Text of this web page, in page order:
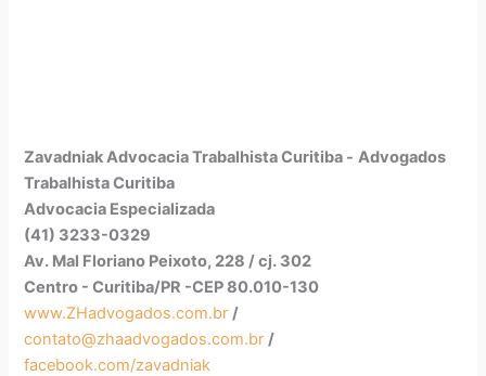
Zavadniak Advocacia Trabalhista Curitiba - Advogados
Trabalhista Curitiba
Advocacia Especializada
(41) 3233-0329
Av. Mal Floriano Peixoto, 228 / cj. 302
Centro - Curitiba/PR -CEP 80.010-130
www.ZHadvogados.com.br /
contato@zhaadvogados.com.br /
facebook.com/zavadniak